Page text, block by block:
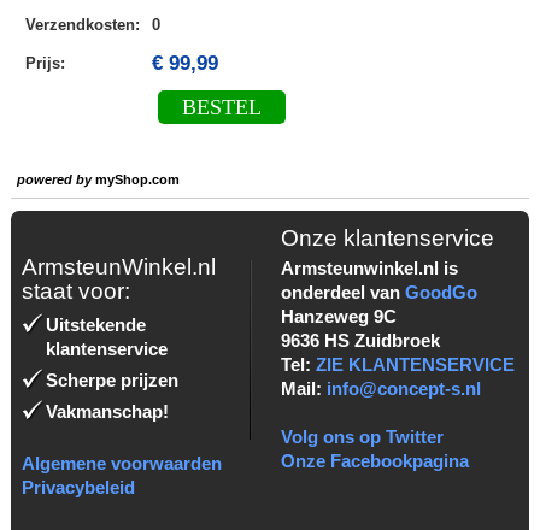
Verzendkosten: 0
Prijs: € 99,99
BESTEL
powered bymyShop.com
ArmsteunWinkel.nl
staat voor:
Uitstekende
klantenservice
Scherpe prijzen
Vakmanschap!
Algemene voorwaarden
Privacybeleid
Onze klantenservice
Armsteunwinkel.nl is
onderdeel van GoodGo
Hanzeweg 9C
9636 HS Zuidbroek
Tel: ZIE KLANTENSERVICE
Mail: info@concept-s.nl
Volg ons op Twitter
Onze Facebookpagina